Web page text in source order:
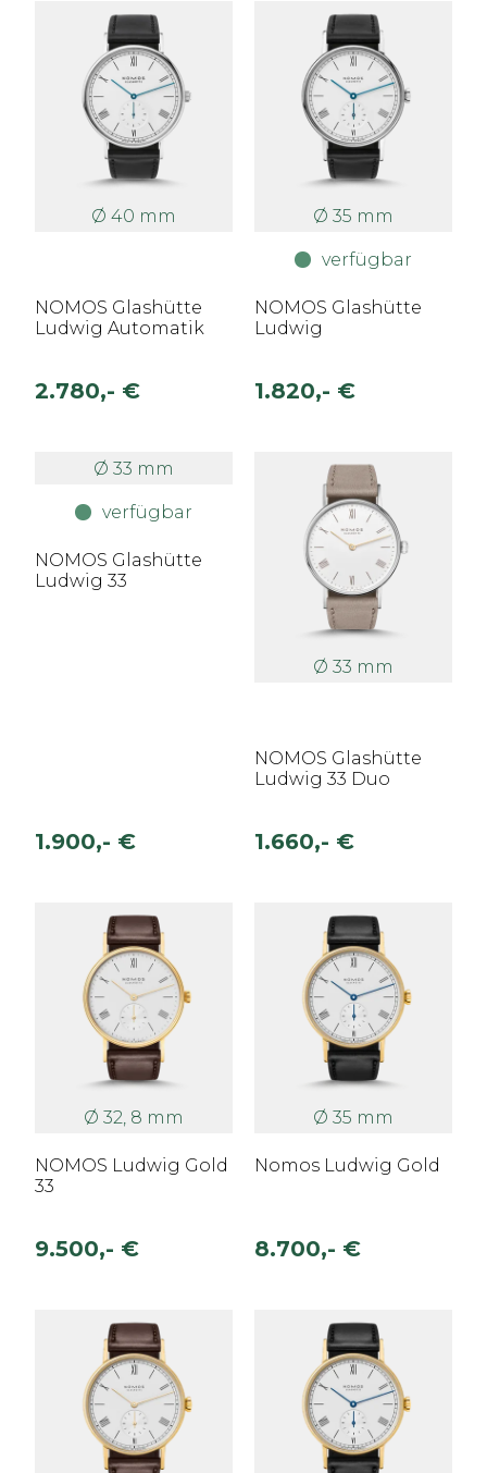
Ø 40 mm
NOMOS Glashütte
Ludwig Automatik
2.780,- €
Ø 35 mm
verfügbar
NOMOS Glashütte
Ludwig
1.820,- €
Ø 33 mm
verfügbar
NOMOS Glashütte
Ludwig 33
1.900,- €
Ø 33 mm
NOMOS Glashütte
Ludwig 33 Duo
1.660,- €
Ø 32, 8 mm
NOMOS Ludwig Gold
33
9.500,- €
Ø 35 mm
Nomos Ludwig Gold
8.700,- €